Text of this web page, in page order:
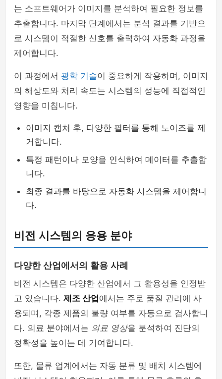
는 소프트웨어가 이미지를 분석하여 필요한 정보를
추출합니다. 마지막 단계에서는 분석 결과를 기반으
로 시스템이 적절한 신호를 출력하여 자동화 과정을
제어합니다.
이 과정에서 광학 기술이 중요하게 작용하며, 이미지
의 해상도와 처리 속도는 시스템의 성능에 직접적인
영향을 미칩니다.
이미지 캡처 후, 다양한 필터를 통해 노이즈를 제
거합니다.
특정 패턴이나 모양을 인식하여 데이터를 추출합
니다.
최종 결과를 바탕으로 자동화 시스템을 제어합니
다.
비전 시스템의 응용 분야
다양한 산업에서의 활용 사례
비전 시스템은 다양한 산업에서 그 활용성을 인정받
고 있습니다. 제조 산업 에서는 주로 품질 관리에 사
용되며, 각종 제품의 불량 여부를 자동으로 검사합니
다. 의료 분야에서는 의료 영상을 분석하여 진단의
정확성을 높이는 데 기여합니다.
또한, 물류 업계에서는 자동 분류 및 배치 시스템에